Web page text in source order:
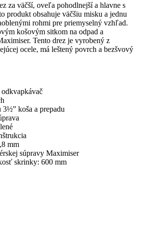
za väčší, oveľa pohodlnejší a hlavne s
produkt obsahuje väčšiu misku a jednu
rohmi pre priemyselný vzhľad.
košovým sitkom na odpad a
Tento drez je vyrobený z
ocele, má leštený povrch a bezšvový
3½” koša a prepadu
mm
súpravy Maximiser
skrinky: 600 mm